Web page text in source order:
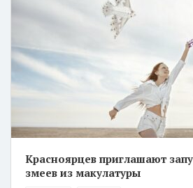
Красноярцев приглашают
змеев из макулатуры